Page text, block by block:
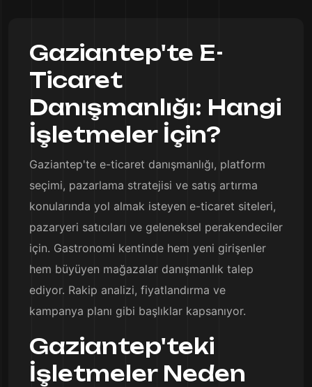
Gaziantep'te E-
Ticaret
Danışmanlığı: Hangi
İşletmeler İçin?
Gaziantep'te e-ticaret danışmanlığı, platform
seçimi, pazarlama stratejisi ve satış artırma
konularında yol almak isteyen e-ticaret siteleri,
pazaryeri satıcıları ve geleneksel perakendeciler
için. Gastronomi kentinde hem yeni girişenler
hem büyüyen mağazalar danışmanlık talep
ediyor. Rakip analizi, fiyatlandırma ve
kampanya planı gibi başlıklar kapsanıyor.
Gaziantep'teki
İşletmeler Neden